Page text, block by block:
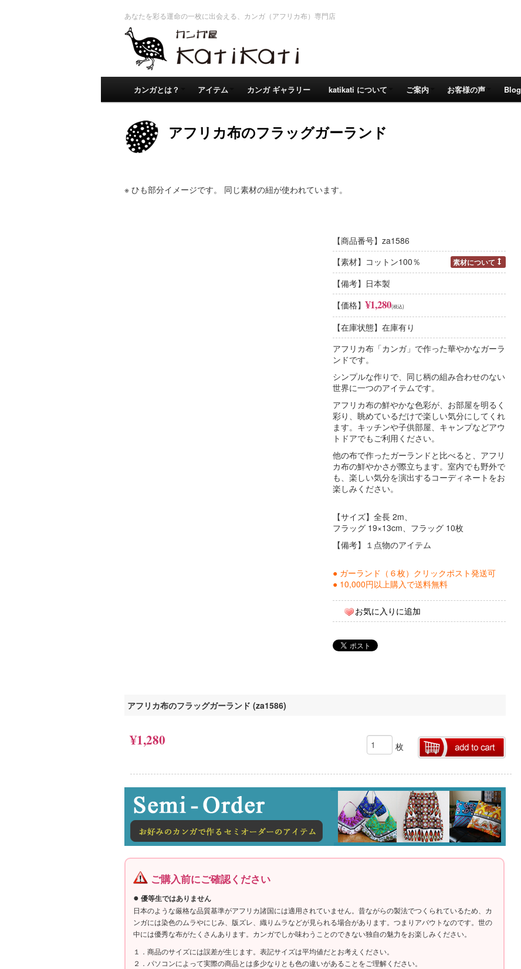
あなたを彩る運命の一枚に出会える、カンガ（アフリカ布）専門店
カンガとは？ アイテム カンガ ギャラリー katikati について ご案内 お客様の声 Blog
アフリカ布のフラッグガーランド
※ ひも部分イメージです。 同じ素材の紐が使われています。
【商品番号】za1586
【素材】コットン100％
素材について
コットン100%
肌触りのよさ、安心感
コットンは繊維の中で「肌触りのよさ」に優れて
います。デリケートな肌もやさしく包み込んでく
れる自然の繊維です。吸水性に優れていて、夏は
涼しく冬には暖かいという特徴があります。
綿×ポリエステル混紡
扱いやすさ、機能的
混紡の目的はそれぞれの繊維の長所を組み合わせ
ることです。２つの素材を組み合わせることで、
りがよく涼しい（綿の特徴）布となります。
【備考】日本製
【価格】¥1,280(税込)
【在庫状態】在庫有り
アフリカ布「カンガ」で作った華やかなガーラ
ンドです。
シンプルな作りで、同じ柄の組み合わせのない
世界に一つのアイテムです。
アフリカ布の鮮やかな色彩が、お部屋を明るく
彩り、眺めているだけで楽しい気分にしてくれ
ます。キッチンや子供部屋、キャンプなどアウ
トドアでもご利用ください。
他の布で作ったガーランドと比べると、アフリ
カ布の鮮やかさが際立ちます。室内でも野外で
も、楽しい気分を演出するコーディネートをお
楽しみください。
【サイズ】全長 2m、
フラッグ 19×13cm、フラッグ 10枚
【備考】１点物のアイテム
● ガーランド（６枚）クリックポスト発送可
● 10,000円以上購入で送料無料
お気に入りに追加
アフリカ布のフラッグガーランド (za1586)
¥1,280 枚
ご購入前にご確認ください
● 優等生ではありません
日本のような厳格な品質基準がアフリカ諸国には適用されていません。昔ながらの製法でつくられているため、カ
ンガには染色のムラやにじみ、版ズレ、織りムラなどが見られる場合があります。つまりアバウトなのです。世の
中には優秀な布がたくさんあります。カンガでしか味わうことのできない独自の魅力をお楽しみください。
１．商品のサイズには誤差が生じます。表記サイズは平均値だとお考えください。
２．パソコンによって実際の商品とは多少なりとも色の違いがあることをご理解ください。